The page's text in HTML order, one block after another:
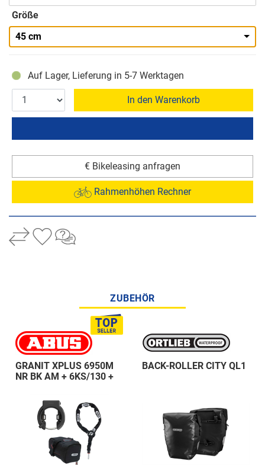
Größe
45 cm
Auf Lager, Lieferung in 5-7 Werktagen
In den Warenkorb
€ Bikeleasing anfragen
Rahmenhöhen Rechner
ZUBEHÖR
GRANIT XPLUS 6950M
NR BK AM + 6KS/130 +
BACK-ROLLER CITY QL1